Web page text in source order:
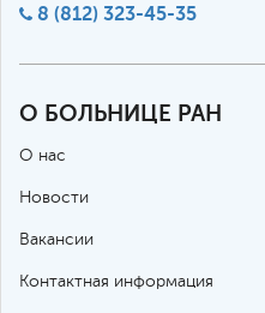
8 (812) 323-45-35
О БОЛЬНИЦЕ РАН
О нас
Новости
Вакансии
Контактная информация